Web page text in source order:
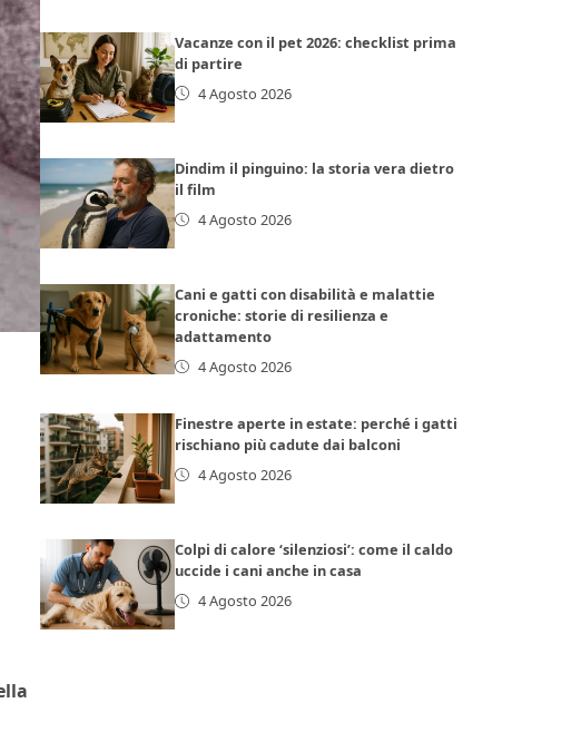
Vacanze con il pet 2026: checklist prima
di partire
4 Agosto 2026
Dindim il pinguino: la storia vera dietro
il film
4 Agosto 2026
Cani e gatti con disabilità e malattie
croniche: storie di resilienza e
adattamento
4 Agosto 2026
Finestre aperte in estate: perché i gatti
rischiano più cadute dai balconi
4 Agosto 2026
Colpi di calore ‘silenziosi’: come il caldo
uccide i cani anche in casa
4 Agosto 2026